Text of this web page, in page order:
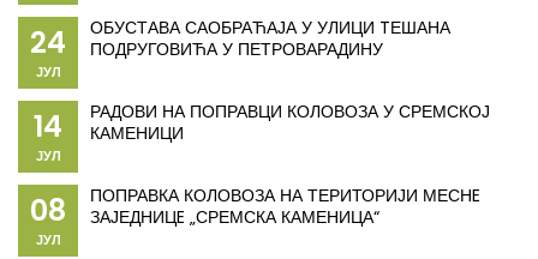
24
ЈУЛ
ОБУСТАВА САОБРАЋАЈА У УЛИЦИ TЕШАНА
ПОДРУГОВИЋА У ПЕТРОВАРАДИНУ
14
ЈУЛ
РАДОВИ НА ПОПРАВЦИ КОЛОВОЗА У СРЕМСКОЈ
КАМЕНИЦИ
08
ЈУЛ
ПОПРАВКА КОЛОВОЗА НА ТЕРИТОРИЈИ МЕСНE
ЗАЈЕДНИЦE „СРЕМСКА КАМЕНИЦА“